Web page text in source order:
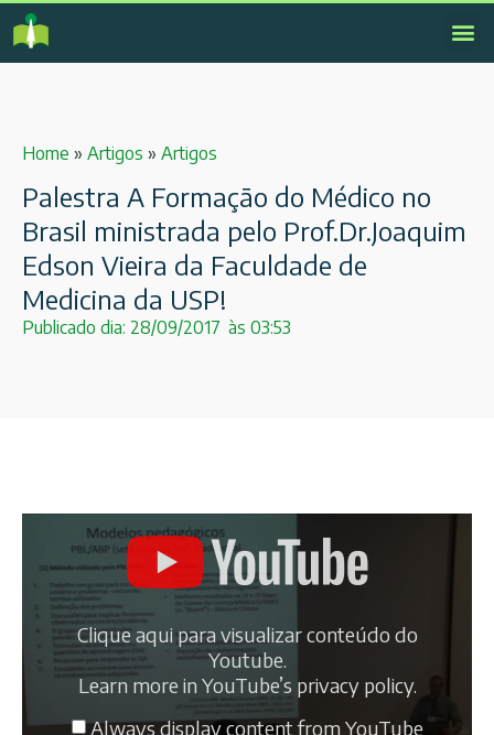
Home » Artigos » Artigos
Palestra A Formação do Médico no
Brasil ministrada pelo Prof.Dr.Joaquim
Edson Vieira da Faculdade de
Medicina da USP!
Publicado dia: 28/09/2017 às 03:53
Clique aqui para visualizar conteúdo do
Youtube.
Learn more in YouTube’s privacy policy.
Always display content from YouTube